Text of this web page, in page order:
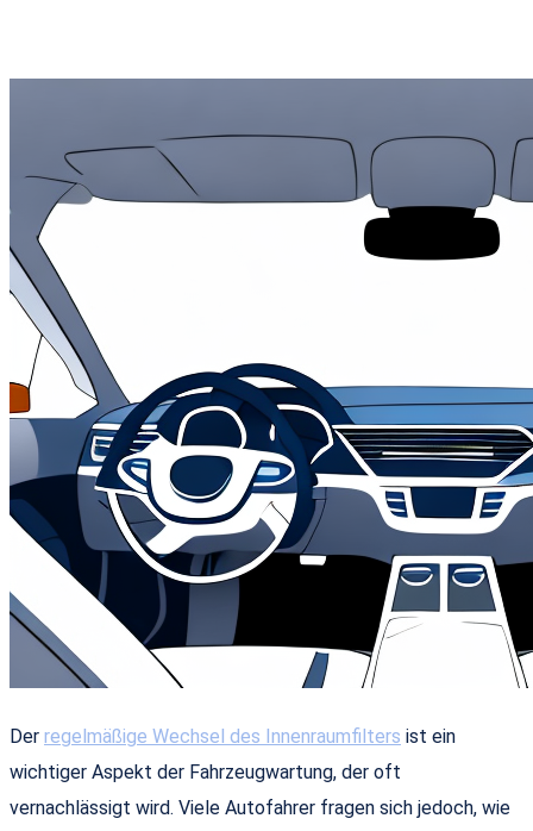
Der regelmäßige Wechsel des Innenraumfilters ist ein
wichtiger Aspekt der Fahrzeugwartung, der oft
vernachlässigt wird. Viele Autofahrer fragen sich jedoch, wie